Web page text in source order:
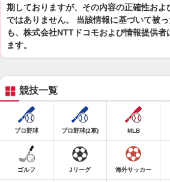
期しておりますが、その内容の正確性お
ではありません。 当該情報に基づいて被
も、株式会社NTTドコモおよび情報提供
ます。
競技一覧
プロ野球 プロ野球(2軍) MLB
ゴルフ Jリーグ 海外サッカー